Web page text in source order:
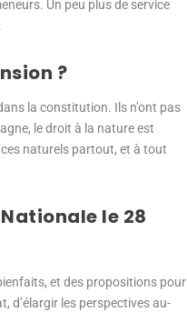
Un peu plus de service
?
la constitution. Ils n’ont pas
le droit à la nature est
naturels partout, et à tout
le 28
et des propositions pour
d’élargir les perspectives au-